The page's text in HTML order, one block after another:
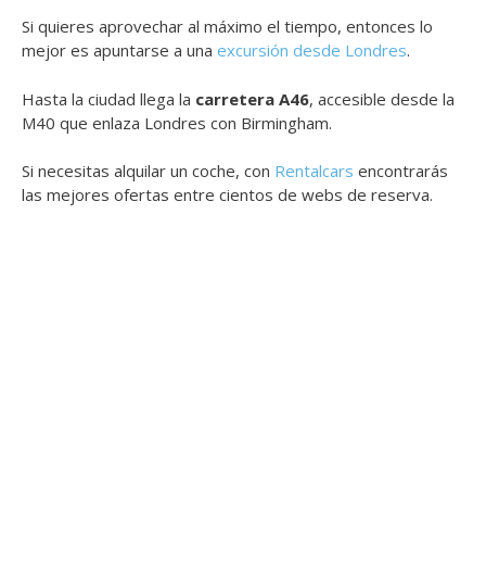
Si quieres aprovechar al máximo el tiempo, entonces lo
mejor es apuntarse a una excursión desde Londres.
Hasta la ciudad llega la carretera A46, accesible desde la
M40 que enlaza Londres con Birmingham.
Si necesitas alquilar un coche, con Rentalcars encontrarás
las mejores ofertas entre cientos de webs de reserva.